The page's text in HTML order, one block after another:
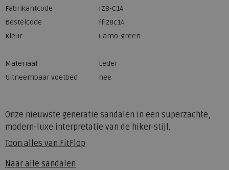
Onze nieuwste generatie sandalen in een superzachte,
modern-luxe interpretatie van de hiker-stijl.
Toon alles van FitFlop
Naar alle sandalen
Fabrikantcode
IZ8-C14
Bestelcode
ffiz8c14
Kleur
Camo-green
Materiaal
Leder
Uitneembaar voetbed
nee